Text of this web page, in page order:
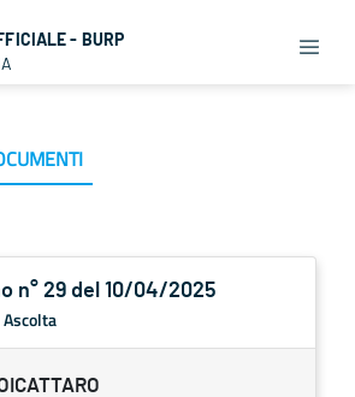
- BURP
n° 29 del 10/04/2025
Ascolta